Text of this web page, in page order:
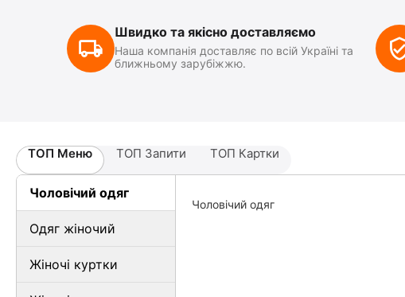
Швидко та якісно доставляємо
Наша компанія доставляє по всій Україні та
ближньому зарубіжжю.
ТОП Меню ТОП Запити ТОП Картки
Чоловічий одяг
Одяг жіночий
Жіночі куртки
Чоловічий одяг